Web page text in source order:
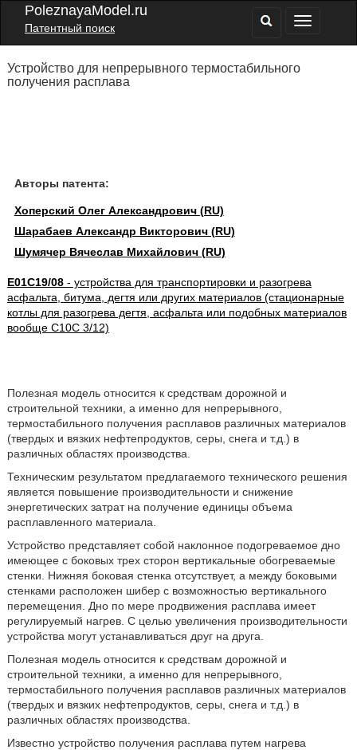
PoleznayaModel.ru
Патентный поиск
Устройство для непрерывного термостабильного
получения расплава
Авторы патента:
Хоперский Олег Александрович (RU)
Шарабаев Александр Викторович (RU)
Шумячер Вячеслав Михайлович (RU)
E01C19/08- устройства для транспортировки и разогрева
асфальта, битума, дегтя или других материалов (стационарные
котлы для разогрева дегтя, асфальта или подобных материалов
вообще C10C 3/12)
Полезная модель относится к средствам дорожной и
строительной техники, а именно для непрерывного,
термостабильного получения расплавов различных материалов
(твердых и вязких нефтепродуктов, серы, снега и т.д.) в
различных областях производства.
Техническим результатом предлагаемого технического решения
является повышение производительности и снижение
энергетических затрат на получение единицы объема
расплавленного материала.
Устройство представляет собой наклонное подогреваемое дно
имеющее с боковых трех сторон вертикальные обогреваемые
стенки. Нижняя боковая стенка отсутствует, а между боковыми
стенками расположен шибер с возможностью вертикального
перемещения. Дно по мере продвижения расплава имеет
регулируемый нагрев. С целью увеличения производительности
устройства могут устанавливаться друг на друга.
Полезная модель относится к средствам дорожной и
строительной техники, а именно для непрерывного,
термостабильного получения расплавов различных материалов
(твердых и вязких нефтепродуктов, серы, снега и т.д.) в
различных областях производства.
Известно устройство получения расплава путем нагрева